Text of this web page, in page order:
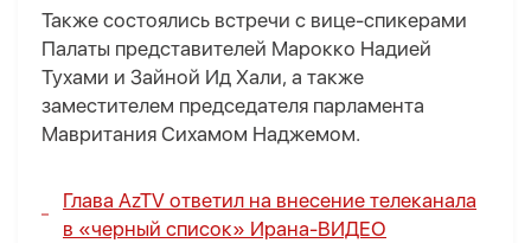
Также состоялись встречи с вице-спикерами
Палаты представителей Марокко Надией
Тухами и Зайной Ид Хали, а также
заместителем председателя парламента
Мавритания Сихамом Наджемом.
Глава AzTV ответил на внесение телеканала
в «черный список» Ирана-ВИДЕО